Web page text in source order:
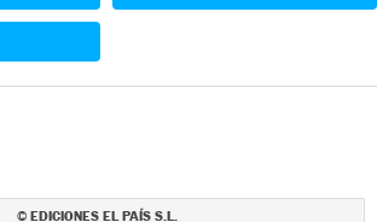
© EDICIONES EL PAÍS S.L.